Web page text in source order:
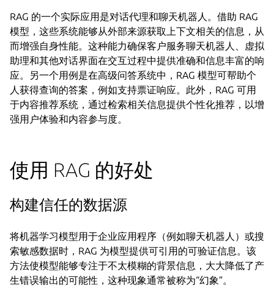
RAG 的一个实际应用是对话代理和聊天机器人。借助 RAG
模型，这些系统能够从外部来源获取上下文相关的信息，从
而增强自身性能。这种能力确保客户服务聊天机器人、虚拟
助理和其他对话界面在交互过程中提供准确和信息丰富的响
应。另一个用例是在高级问答系统中，RAG 模型可帮助个
人获得查询的答案，例如支持票证响应。此外，RAG 可用
于内容推荐系统，通过检索相关信息提供个性化推荐，以增
强用户体验和内容参与度。
使用 RAG 的好处
构建信任的数据源
将机器学习模型用于企业应用程序（例如聊天机器人）或搜
索敏感数据时，RAG 为模型提供可引用的可验证信息。该
方法使模型能够专注于不太模糊的背景信息，大大降低了产
生错误输出的可能性，这种现象通常被称为“幻象”。